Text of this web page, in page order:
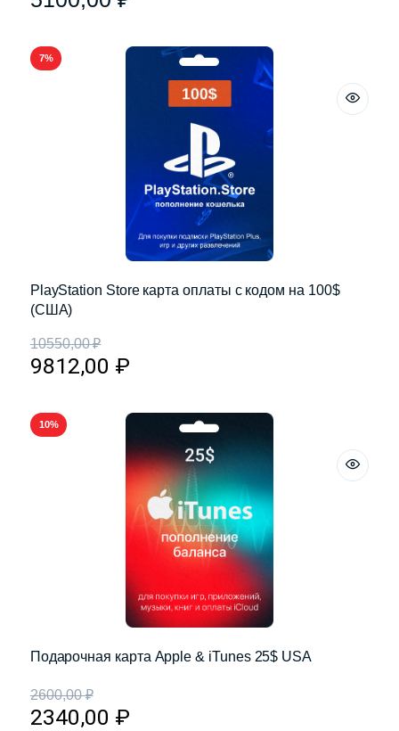
7%
PlayStation Store карта оплаты с кодом на 100$
(США)
10550,00₽
9812,00 ₽
10%
Подарочная карта Apple & iTunes 25$ USA
2600,00₽
2340,00 ₽